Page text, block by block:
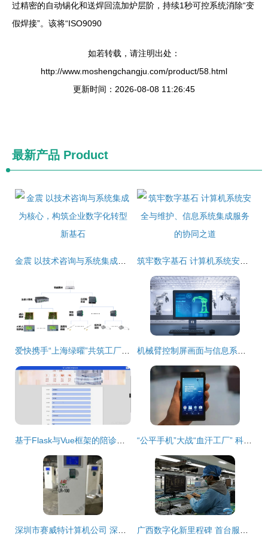
过精密的自动锡化和送焊回流加炉层阶，持续1秒可控系统消除“变
假焊接”。该将“ISO9090
如若转载，请注明出处：
http://www.moshengchangju.com/product/58.html
更新时间：2026-08-08 11:26:45
最新产品 Product